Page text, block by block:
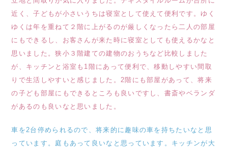
近く、子どもが小さいうちは寝室として使えて便利です。ゆく
ゆくは年を重ねて２階に上がるのが厳しくなったら二人の部屋
にもできるし、お客さんが来た時に寝室としても使えるかなと
思いました。狭小３階建ての建物のおうちなど比較しました
が、キッチンと浴室も1階にあって便利で、移動しやすい間取
りで生活しやすいと感じました。2階にも部屋があって、将来
の子ども部屋にもできるところも良いですし、書斎やベランダ
があるのも良いなと思いました。
車を2台停められるので、将来的に趣味の車を持ちたいなと思
っています。庭もあって良いなと思っています。キッチンが大